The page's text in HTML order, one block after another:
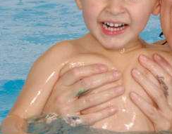
Specials
Ferienkurse
Blog
FAQ
Über uns
Kontakt